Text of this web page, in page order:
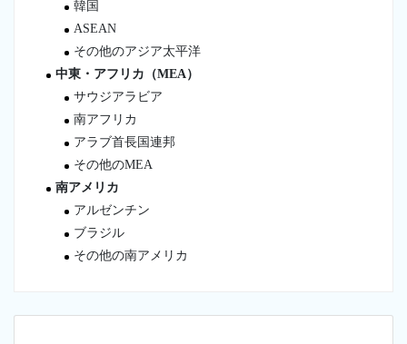
韓国
ASEAN
その他のアジア太平洋
中東・アフリカ（MEA）
サウジアラビア
南アフリカ
アラブ首長国連邦
その他のMEA
南アメリカ
アルゼンチン
ブラジル
その他の南アメリカ